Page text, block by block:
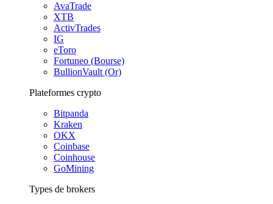
AvaTrade
XTB
ActivTrades
IG
eToro
Fortuneo (Bourse)
BullionVault (Or)
Plateformes crypto
Bitpanda
Kraken
OKX
Coinbase
Coinhouse
GoMining
Types de brokers